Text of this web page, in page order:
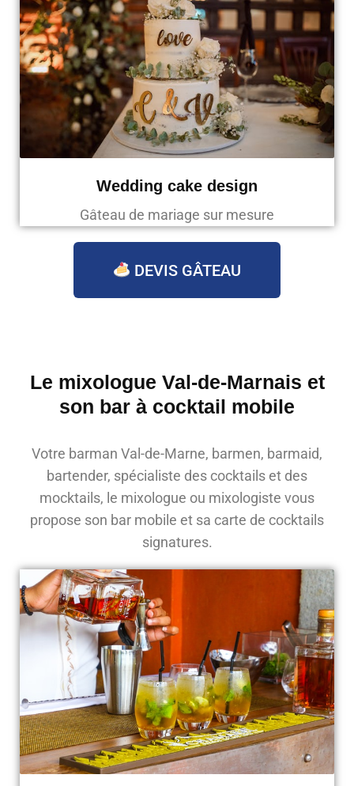
Wedding cake design
Gâteau de mariage sur mesure
DEVIS GÂTEAU
Le mixologue Val-de-Marnais et
son bar à cocktail mobile
Votre barman Val-de-Marne, barmen, barmaid,
bartender, spécialiste des cocktails et des
mocktails, le mixologue ou mixologiste vous
propose son bar mobile et sa carte de cocktails
signatures.